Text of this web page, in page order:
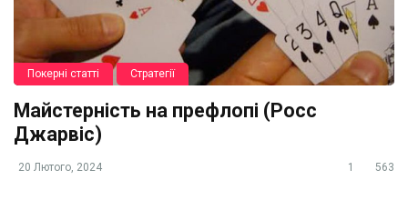
Покерні статті Стратегії
Майстерність на префлопі (Росс
Джарвіс)
20 Лютого, 2024 1 563